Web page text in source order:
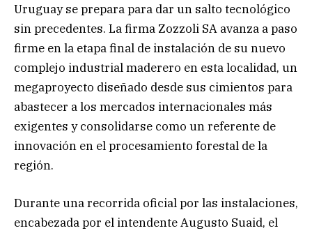
Uruguay se prepara para dar un salto tecnológico
sin precedentes. La firma Zozzoli SA avanza a paso
firme en la etapa final de instalación de su nuevo
complejo industrial maderero en esta localidad, un
megaproyecto diseñado desde sus cimientos para
abastecer a los mercados internacionales más
exigentes y consolidarse como un referente de
innovación en el procesamiento forestal de la
región.
Durante una recorrida oficial por las instalaciones,
encabezada por el intendente Augusto Suaid, el